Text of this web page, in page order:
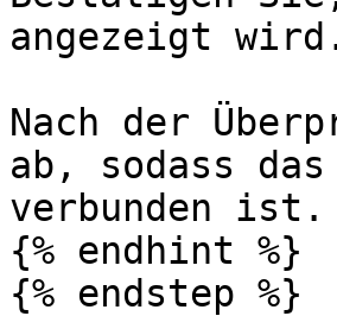
angezeigt
Nach der
ab, sodass
verbunden ist.
{% endhint %}
{% endstep %}